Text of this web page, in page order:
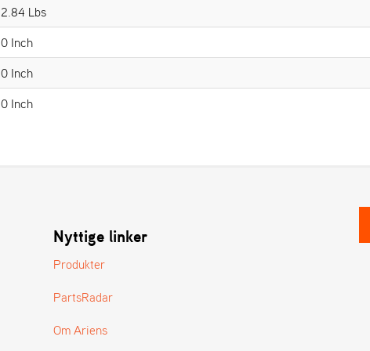
2.84 Lbs
0 Inch
0 Inch
0 Inch
Nyttige linker
Produkter
PartsRadar
Om Ariens